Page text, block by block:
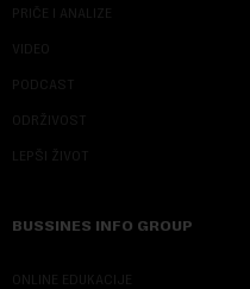
PRIČE I ANALIZE
VIDEO
PODCAST
ODRŽIVOST
LEPŠI ŽIVOT
BUSSINES INFO GROUP
ONLINE EDUKACIJE